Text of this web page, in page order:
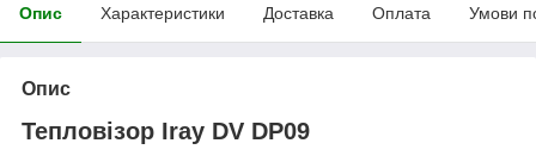
Опис Характеристики Доставка Оплата Умови
Опис
Тепловізор Iray DV DP09